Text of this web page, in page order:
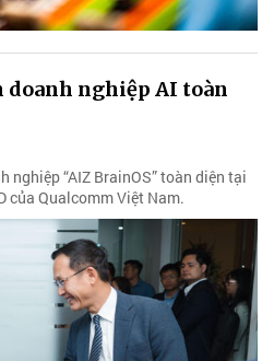
doanh nghiệp AI toàn
nghiệp “AIZ BrainOS” toàn diện tại
của Qualcomm Việt Nam.